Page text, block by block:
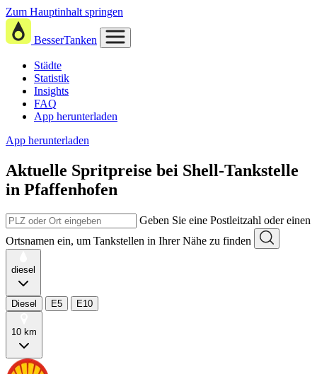
Zum Hauptinhalt springen
BesserTanken
Städte
Statistik
Insights
FAQ
App herunterladen
App herunterladen
Aktuelle Spritpreise bei Shell-Tankstelle
in Pfaffenhofen
Geben Sie eine Postleitzahl oder einen
Ortsnamen ein, um Tankstellen in Ihrer Nähe zu finden
diesel
Diesel E5 E10
10 km